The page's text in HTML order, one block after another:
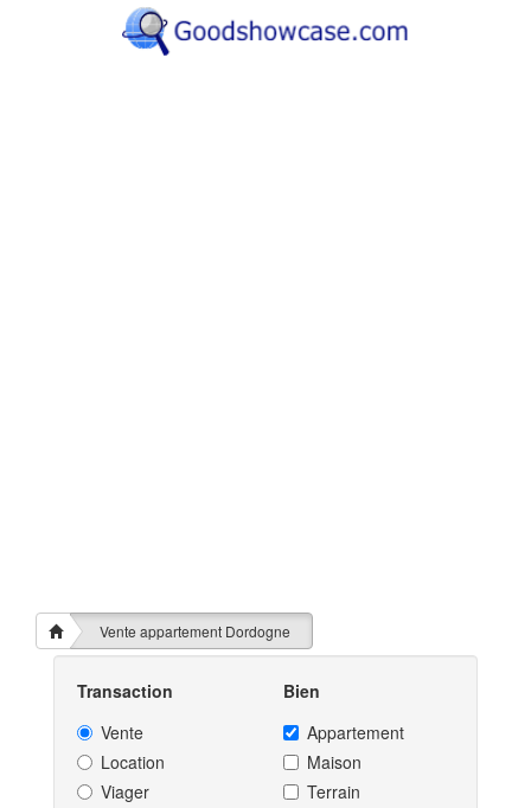
Vente appartement Dordogne
Transaction
Vente
Location
Viager
Bien
Appartement
Maison
Terrain